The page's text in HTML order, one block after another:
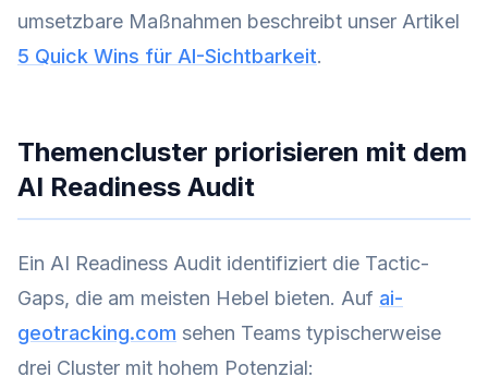
umsetzbare Maßnahmen beschreibt unser Artikel
5 Quick Wins für AI-Sichtbarkeit.
Themencluster priorisieren mit dem
AI Readiness Audit
Ein AI Readiness Audit identifiziert die Tactic-
Gaps, die am meisten Hebel bieten. Auf ai-
geotracking.com sehen Teams typischerweise
drei Cluster mit hohem Potenzial: